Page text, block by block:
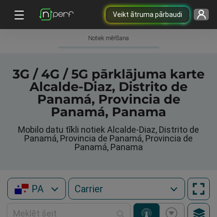
Veikt ātruma pārbaudi
Notiek mērīšana
3G / 4G / 5G pārklājuma karte
Alcalde-Diaz, Distrito de
Panamá, Provincia de
Panamá, Panama
Mobilo datu tīkli notiek Alcalde-Diaz, Distrito de
Panamá, Provincia de Panamá, Provincia de
Panamá, Panama
PA